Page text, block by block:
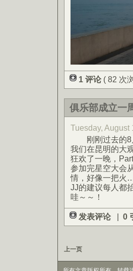
1 评论 ( 82 次
俱乐部成立一
Tuesday, August
刚刚过去的8月
我们在昆明的大
狂欢了一晚，
参加完星空大会
情，好像一把火
JJ的建议每人都
哇～～！
发表评论 | 0
上一页